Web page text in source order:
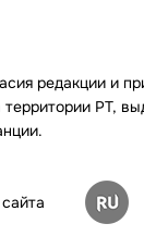
редакции и
РТ,